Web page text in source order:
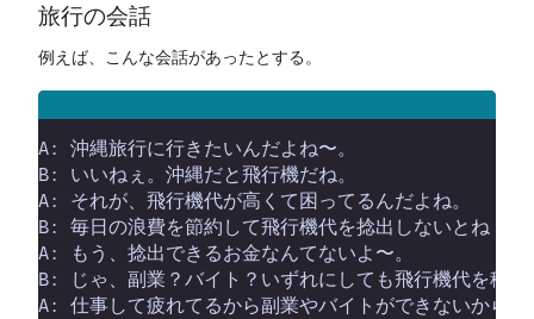
旅行の会話
例えば、こんな会話があったとする。